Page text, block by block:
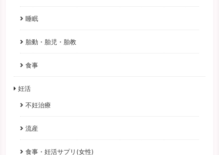
睡眠
胎動・胎児・胎教
食事
妊活
不妊治療
流産
食事・妊活サプリ(女性)